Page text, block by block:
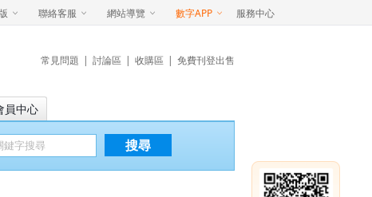
聯絡客服 網站導覽 數字APP 服務中心
常見問題 | 討論區 | 收購區 | 免費刊登出售
員中心
搜尋